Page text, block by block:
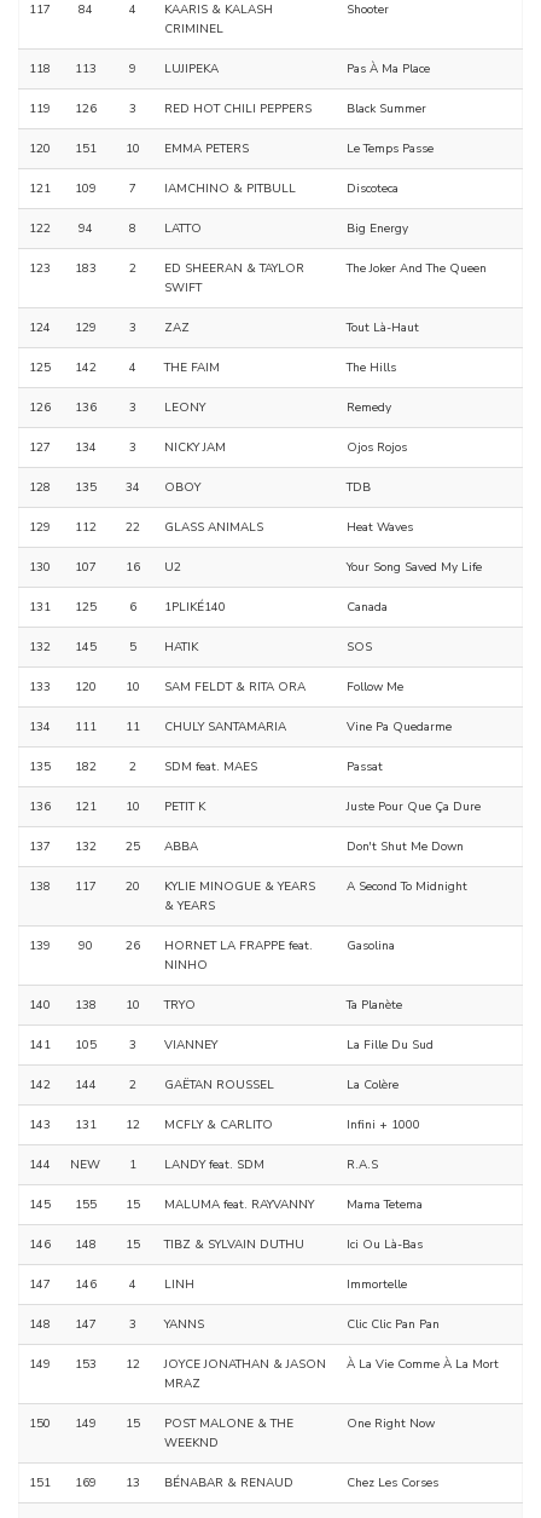
117 84 4
KAARIS & KALASH
CRIMINEL
Shooter
118 113 9 LUJIPEKA Pas À Ma Place
119 126 3 RED HOT CHILI PEPPERS Black Summer
120 151 10 EMMA PETERS Le Temps Passe
121 109 7 IAMCHINO & PITBULL Discoteca
122 94 8 LATTO Big Energy
123 183 2
ED SHEERAN & TAYLOR
SWIFT
The Joker And The Queen
124 129 3 ZAZ Tout Là-Haut
125 142 4 THE FAIM The Hills
126 136 3 LEONY Remedy
127 134 3 NICKY JAM Ojos Rojos
128 135 34 OBOY TDB
129 112 22 GLASS ANIMALS Heat Waves
130 107 16 U2 Your Song Saved My Life
131 125 6 1PLIKÉ140 Canada
132 145 5 HATIK SOS
133 120 10 SAM FELDT & RITA ORA Follow Me
134 111 11 CHULY SANTAMARIA Vine Pa Quedarme
135 182 2 SDM feat. MAES Passat
136 121 10 PETIT K Juste Pour Que Ça Dure
137 132 25 ABBA Don't Shut Me Down
138 117 20
KYLIE MINOGUE & YEARS
& YEARS
A Second To Midnight
139 90 26
HORNET LA FRAPPE feat.
NINHO
Gasolina
140 138 10 TRYO Ta Planète
141 105 3 VIANNEY La Fille Du Sud
142 144 2 GAËTAN ROUSSEL La Colère
143 131 12 MCFLY & CARLITO Infini + 1000
144 NEW 1 LANDY feat. SDM R.A.S
145 155 15 MALUMA feat. RAYVANNY Mama Tetema
146 148 15 TIBZ & SYLVAIN DUTHU Ici Ou Là-Bas
147 146 4 LINH Immortelle
148 147 3 YANNS Clic Clic Pan Pan
149 153 12
JOYCE JONATHAN & JASON
MRAZ
À La Vie Comme À La Mort
150 149 15
POST MALONE & THE
WEEKND
One Right Now
151 169 13 BÉNABAR & RENAUD Chez Les Corses